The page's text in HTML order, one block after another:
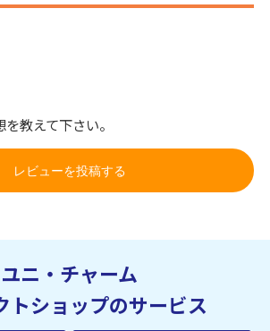
教えて下さい。
レビューを投稿する
ユニ・チャーム
トショップのサービス